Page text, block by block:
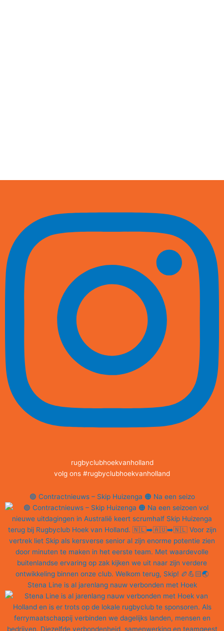
rugbyclubhoekvanholland
volg ons #rugbyclubhoekvanholland
🟢 Contractnieuws – Skip Huizenga 🟠 Na een seizo
Stena Line is al jarenlang nauw verbonden met Hoek